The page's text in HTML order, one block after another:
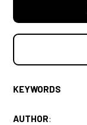
KEYWORDS
AUTHOR: